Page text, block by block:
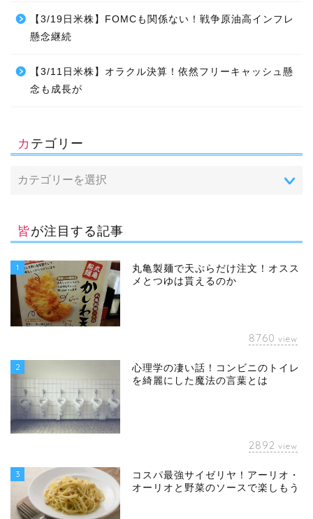
【3/19日米株】FOMCも関係ない！戦争原油高インフレ
懸念継続
【3/11日米株】オラクル決算！依然フリーキャッシュ懸
念も成長が
カテゴリー
皆が注目する記事
1
丸亀製麺で天ぷらだけ注文！オスス
メとつゆは貰えるのか
8760 view
2
心理学の凄い話！コンビニのトイレ
を綺麗にした魔法の言葉とは
2892 view
3
コスパ最強サイゼリヤ！アーリオ・
オーリオと野菜のソースで楽しもう